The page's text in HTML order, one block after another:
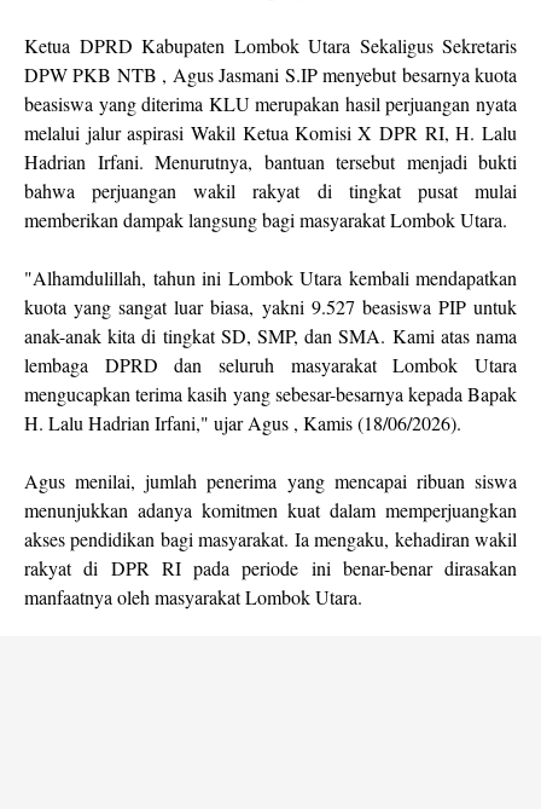
Ketua DPRD Kabupaten Lombok Utara Sekaligus Sekretaris
DPW PKB NTB , Agus Jasmani S.IP menyebut besarnya kuota
beasiswa yang diterima KLU merupakan hasil perjuangan nyata
melalui jalur aspirasi Wakil Ketua Komisi X DPR RI, H. Lalu
Hadrian Irfani. Menurutnya, bantuan tersebut menjadi bukti
bahwa perjuangan wakil rakyat di tingkat pusat mulai
memberikan dampak langsung bagi masyarakat Lombok Utara.
"Alhamdulillah, tahun ini Lombok Utara kembali mendapatkan
kuota yang sangat luar biasa, yakni 9.527 beasiswa PIP untuk
anak-anak kita di tingkat SD, SMP, dan SMA. Kami atas nama
lembaga DPRD dan seluruh masyarakat Lombok Utara
mengucapkan terima kasih yang sebesar-besarnya kepada Bapak
H. Lalu Hadrian Irfani," ujar Agus , Kamis (18/06/2026).
Agus menilai, jumlah penerima yang mencapai ribuan siswa
menunjukkan adanya komitmen kuat dalam memperjuangkan
akses pendidikan bagi masyarakat. Ia mengaku, kehadiran wakil
rakyat di DPR RI pada periode ini benar-benar dirasakan
manfaatnya oleh masyarakat Lombok Utara.